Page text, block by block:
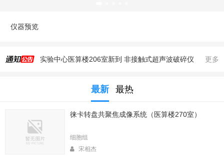
仪器预览
实验中心医算楼206室新到 非接触式超声波破碎仪
生命科学实验中心2025年暑期值班表
医算楼（西区田径场新楼）二楼（206室）新到一台落地式超离和一台高速冷冻离心机
2025年4月春季大型仪器培训安排
生命中心2025寒假值班表
更多
最新 最热
徕卡转盘共聚焦成像系统（医算楼270室）
细胞组
宋相杰